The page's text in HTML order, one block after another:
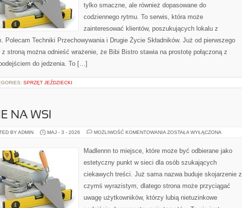
tylko smaczne, ale również dopasowane do
codziennego rytmu. To serwis, która może
zainteresować klientów, poszukujących lokalu z
Polecam Techniki Przechowywania i Drugie Życie Składników. Już od pierwszego
z stroną można odnieść wrażenie, że Bibi Bistro stawia na prostotę połączoną z
do jedzenia. To […]
SPRZĘT JEŹDZIECKI
NA WSI
BY ADMIN MAJ - 3 - 2026 MOŻLIWOŚĆ KOMENTOWANIA ŻYCIE
ZOSTAŁA WYŁĄCZONA
Madlennn to miejsce, które może być odbierane jako
estetyczny punkt w sieci dla osób szukających
ciekawych treści. Już sama nazwa buduje skojarzenie z
czymś wyrazistym, dlatego strona może przyciągać
uwagę użytkowników, którzy lubią nietuzinkowe